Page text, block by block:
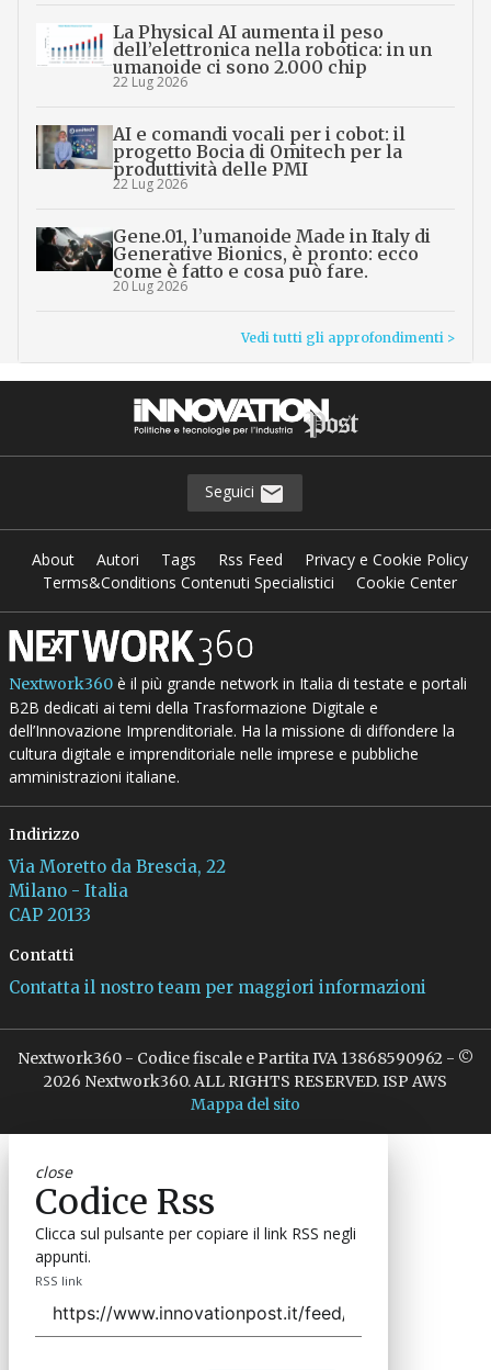
La Physical AI aumenta il peso
dell’elettronica nella robotica: in un
umanoide ci sono 2.000 chip
22 Lug 2026
AI e comandi vocali per i cobot: il
progetto Bocia di Omitech per la
produttività delle PMI
22 Lug 2026
Gene.01, l’umanoide Made in Italy di
Generative Bionics, è pronto: ecco
come è fatto e cosa può fare.
20 Lug 2026
Vedi tutti gli approfondimenti >
Seguici
About Autori Tags Rss Feed
Privacy e Cookie Policy
Terms&Conditions Contenuti Specialistici
Cookie Center
Nextwork360è il più grande network in Italia di testate e portali
B2B dedicati ai temi della Trasformazione Digitale e
dell’Innovazione Imprenditoriale. Ha la missione di diffondere la
cultura digitale e imprenditoriale nelle imprese e pubbliche
amministrazioni italiane.
Indirizzo
Via Moretto da Brescia, 22
Milano - Italia
CAP 20133
Contatti
Contatta il nostro team per maggiori informazioni
Nextwork360 - Codice fiscale e Partita IVA 13868590962 - ©
2026 Nextwork360. ALL RIGHTS RESERVED. ISP AWS
Mappa del sito
close
Codice Rss
Clicca sul pulsante per copiare il link RSS negli
appunti.
RSS link